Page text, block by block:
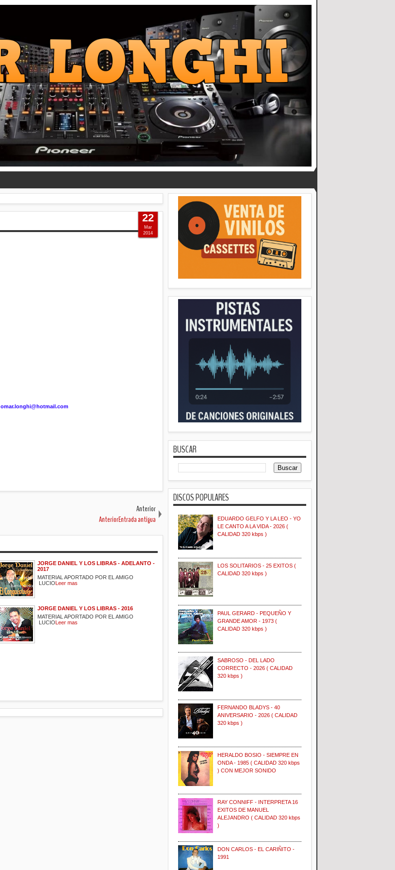
omar.longhi@hotmail.com
22
Mar
2014
Anterior
AnteriorEntrada antigua
JORGE DANIEL Y LOS LIBRAS - ADELANTO -
2017
MATERIAL APORTADO POR EL AMIGO
LUCIOLeer mas
JORGE DANIEL Y LOS LIBRAS - 2016
MATERIAL APORTADO POR EL AMIGO
LUCIOLeer mas
BUSCAR
DISCOS POPULARES
EDUARDO GELFO Y LA LEO - YO
LE CANTO A LA VIDA - 2026 (
CALIDAD 320 kbps )
LOS SOLITARIOS - 25 EXITOS (
CALIDAD 320 kbps )
PAUL GERARD - PEQUEÑO Y
GRANDE AMOR - 1973 (
CALIDAD 320 kbps )
SABROSO - DEL LADO
CORRECTO - 2026 ( CALIDAD
320 kbps )
FERNANDO BLADYS - 40
ANIVERSARIO - 2026 ( CALIDAD
320 kbps )
HERALDO BOSIO - SIEMPRE EN
ONDA - 1985 ( CALIDAD 320 kbps
) CON MEJOR SONIDO
RAY CONNIFF - INTERPRETA 16
EXITOS DE MANUEL
ALEJANDRO ( CALIDAD 320 kbps
)
DON CARLOS - EL CARIÑITO -
1991